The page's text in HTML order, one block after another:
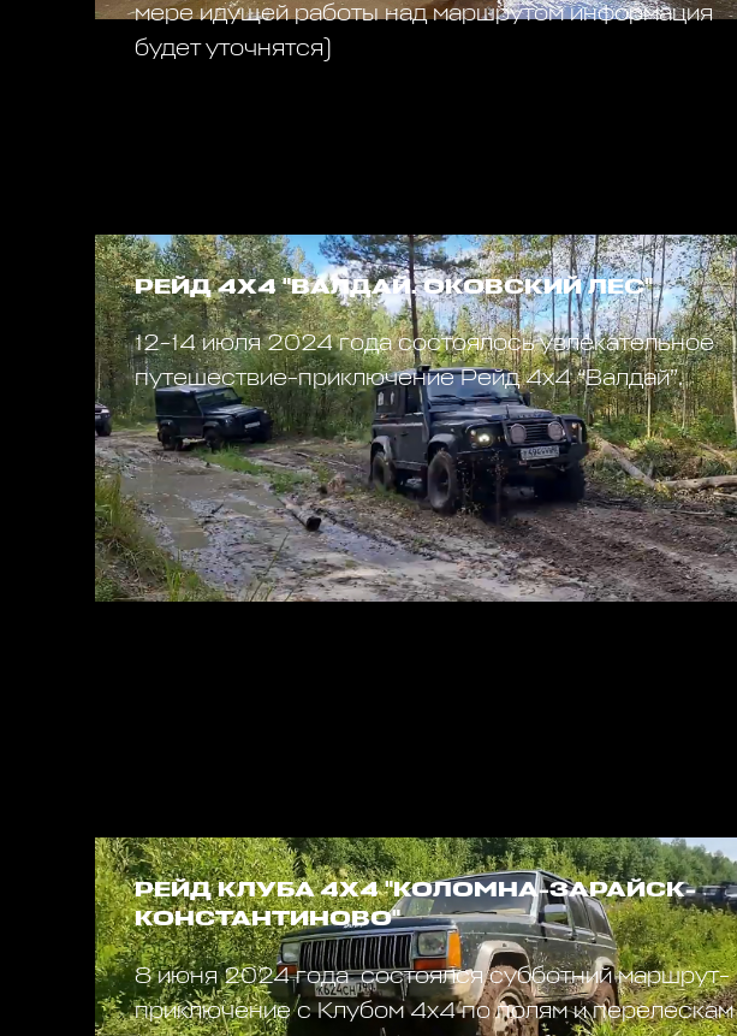
мере идущей работы над маршрутом информация
будет уточнятся)
РЕЙД 4Х4 "ВАЛДАЙ. ОКОВСКИЙ ЛЕС"
12-14 июля 2024 года состоялось увлекательное
путешествие-приключение Рейд 4х4 “Валдай”.
РЕЙД КЛУБА 4Х4 "КОЛОМНА-ЗАРАЙСК-
КОНСТАНТИНОВО"
8 июня 2024 года состоялся субботний маршрут-
приключение с Клубом 4х4 по полям и перелескам